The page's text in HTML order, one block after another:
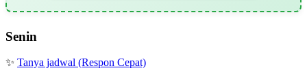
Senin
✨ Tanya jadwal (Respon Cepat)